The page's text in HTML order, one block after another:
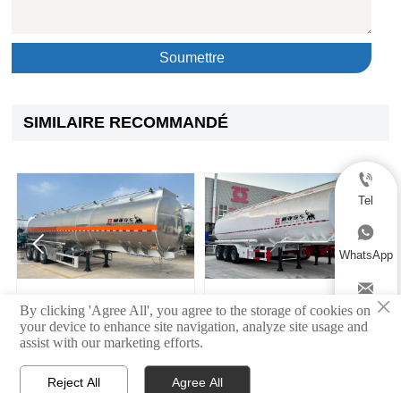
Soumettre
SIMILAIRE RECOMMANDÉ
pour produits pétroliers en
alliage d'aluminium
pétrole Semi-remorque
 

Tel

WhatsApp

Email×
By clicking 'Agree All', you agree to the storage of cookies on
your device to enhance site navigation, analyze site usage and
assist with our marketing efforts.
Reject All Agree All